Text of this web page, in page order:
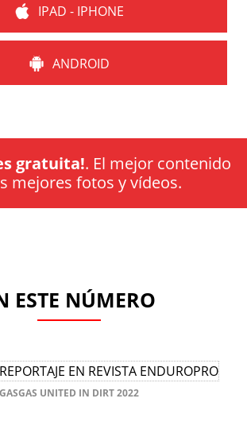
IPAD - IPHONE
ANDROID
gratuita!. El mejor contenido
mejores fotos y vídeos.
ESTE NÚMERO
GASGAS UNITED IN DIRT 2022